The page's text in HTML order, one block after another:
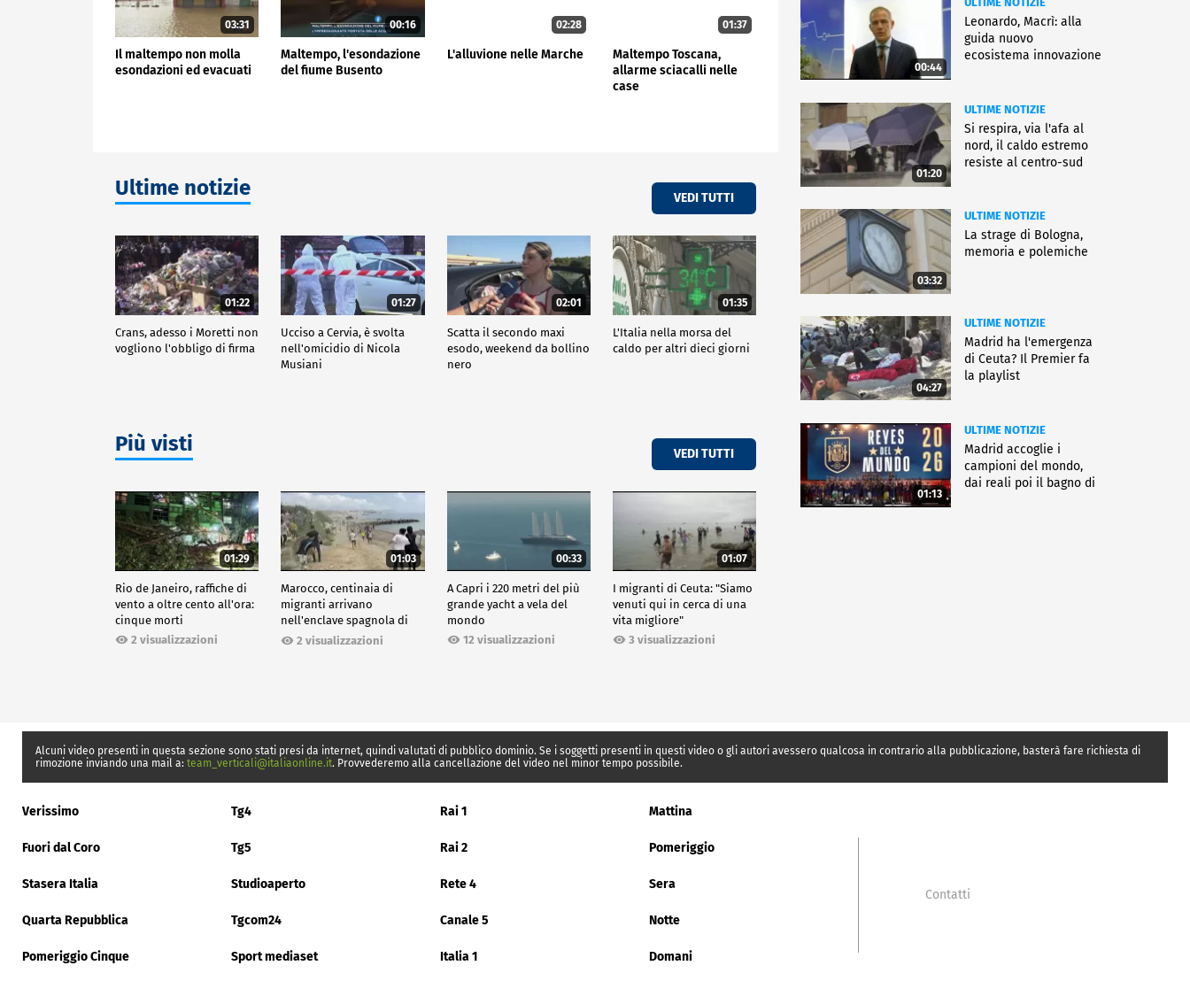
03:31
Il maltempo non molla
esondazioni ed evacuati
00:16
Maltempo, l'esondazione
del fiume Busento
02:28
L'alluvione nelle Marche
01:37
Maltempo Toscana,
allarme sciacalli nelle
case
Ultime notizie VEDI TUTTI
01:22
Crans, adesso i Moretti non
vogliono l'obbligo di firma
01:27
Ucciso a Cervia, è svolta
nell'omicidio di Nicola
Musiani
02:01
Scatta il secondo maxi
esodo, weekend da bollino
nero
01:35
L'Italia nella morsa del
caldo per altri dieci giorni
Più visti VEDI TUTTI
01:29
Rio de Janeiro, raffiche di
vento a oltre cento all'ora:
cinque morti
2 visualizzazioni
01:03
Marocco, centinaia di
migranti arrivano
nell'enclave spagnola di
Ceuta2 visualizzazioni
00:33
A Capri i 220 metri del più
grande yacht a vela del
mondo
12 visualizzazioni
01:07
I migranti di Ceuta: "Siamo
venuti qui in cerca di una
vita migliore"
3 visualizzazioni
00:44
Leonardo, Macrì: alla
guida nuovo
ecosistema innovazione
01:20
ULTIME NOTIZIE
Si respira, via l'afa al
nord, il caldo estremo
resiste al centro-sud
03:32
ULTIME NOTIZIE
La strage di Bologna,
memoria e polemiche
04:27
ULTIME NOTIZIE
Madrid ha l'emergenza
di Ceuta? Il Premier fa
la playlist
01:13
ULTIME NOTIZIE
Madrid accoglie i
campioni del mondo,
dai reali poi il bagno di
Alcuni video presenti in questa sezione sono stati presi da internet, quindi valutati di pubblico dominio. Se i soggetti presenti in questi video o gli autori avessero qualcosa in contrario alla pubblicazione, basterà fare richiesta di
rimozione inviando una mail a: team_verticali@italiaonline.it. Provvederemo alla cancellazione del video nel minor tempo possibile.
Verissimo Tg4 Rai 1 Mattina
Fuori dal Coro Tg5 Rai 2 Pomeriggio
Stasera Italia Studioaperto Rete 4 Sera
Quarta Repubblica Tgcom24 Canale 5 Notte
Pomeriggio Cinque Sport mediaset Italia 1 Domani
Contatti